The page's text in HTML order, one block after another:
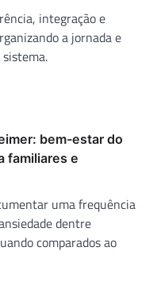
integração e
a jornada e
bem-estar do
familiares e
uma frequência
dentre
comparados ao